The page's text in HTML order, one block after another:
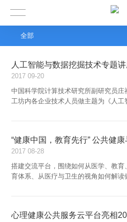
人工智能与数据挖掘技术专题
2017 09-20
中国科学院计算技术研究所副研究员
工坊内各企业技术人员做主题为《人
2017 08-28
搭建交流平台，围绕如何从医学、教
育体系、从医疗与卫生的视角如何解
心理健康公共服务云平台亮相
全部